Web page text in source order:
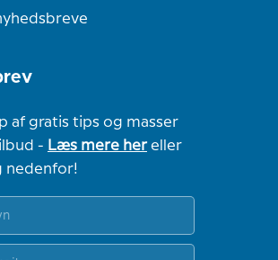
af gratis tips og masser
- Læs mere hereller
nedenfor!